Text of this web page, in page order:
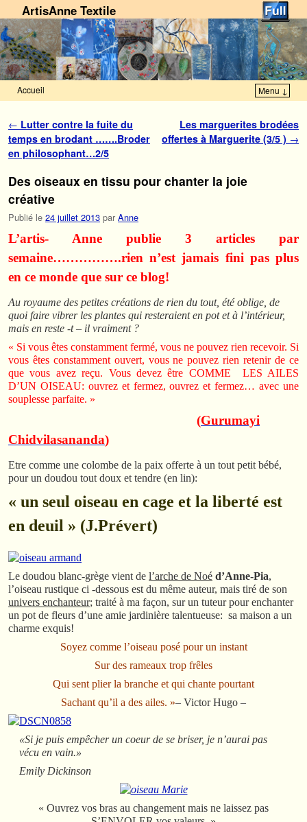
ArtisAnne Textile
Accueil Menu ↓
Navigation des articles
← Lutter contre la fuite du
temps en brodant …….Broder
en philosophant…2/5
Les marguerites brodées
offertes à Marguerite (3/5 ) →
Des oiseaux en tissu pour chanter la joie
créative
Publié le 24 juillet 2013 par Anne
L’artis- Anne publie 3 articles par
semaine…………….rien n’est jamais fini pas plus
en ce monde que sur ce blog!
Au royaume des petites créations de rien du tout, été oblige, de
quoi faire vibrer les plantes qui resteraient en pot et à l’intérieur,
mais en reste -t – il vraiment ?
« Si vous êtes constamment fermé, vous ne pouvez rien recevoir. Si
vous êtes constamment ouvert, vous ne pouvez rien retenir de ce
que vous avez reçu. Vous devez être COMME LES AILES
D’UN OISEAU: ouvrez et fermez, ouvrez et fermez… avec une
souplesse parfaite. »
(Gurumayi
Chidvilasananda)
Etre comme une colombe de la paix offerte à un tout petit bébé,
pour un doudou tout doux et tendre (en lin):
« un seul oiseau en cage et la liberté est
en deuil » (J.Prévert)
Le doudou blanc-grège vient de l’arche de Noé d’Anne-Pia,
l’oiseau rustique ci -dessous est du même auteur, mais tiré de son
univers enchanteur; traité à ma façon, sur un tuteur pour enchanter
un pot de fleurs d’une amie jardinière talentueuse: sa maison a un
charme exquis!
Soyez comme l’oiseau posé pour un instant
Sur des rameaux trop frêles
Qui sent plier la branche et qui chante pourtant
Sachant qu’il a des ailes. »– Victor Hugo –
«Si je puis empêcher un coeur de se briser, je n’aurai pas
vécu en vain.»
Emily Dickinson
« Ouvrez vos bras au changement mais ne laissez pas